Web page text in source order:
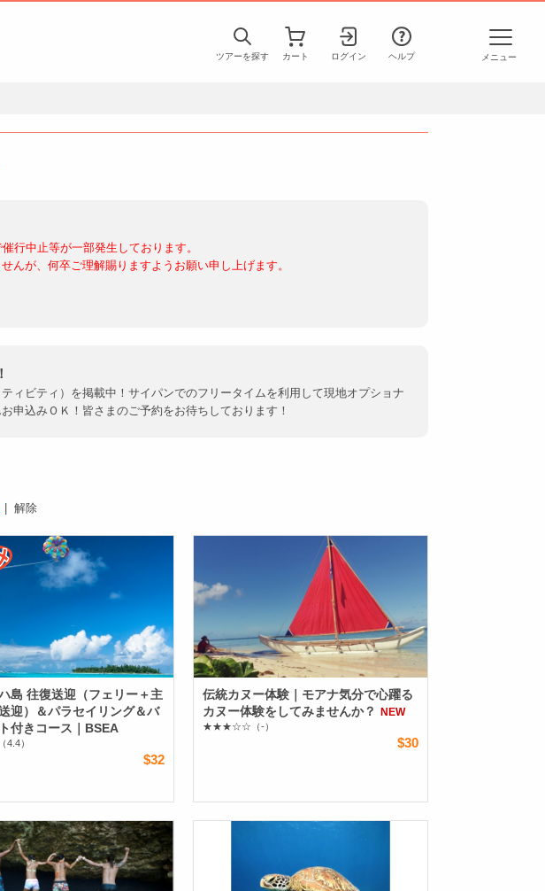
ツアーを探す カート ログイン ヘルプ
行中止等が一部発生しております。
んが、何卒ご理解賜りますようお願い申し上げます。
ィビティ）を掲載中！サイパンでのフリータイムを利用して現地オプショナ
申込みＯＫ！皆さまのご予約をお待ちしております！
| 解除
島 往復送迎（フェリー＋主
迎）＆パラセイリング＆バ
付きコース｜BSEA
（4.4）
$32
伝統カヌー体験｜モアナ気分で心躍る
カヌー体験をしてみませんか？
NEW
★★★☆☆ （-）
$30
メニュー